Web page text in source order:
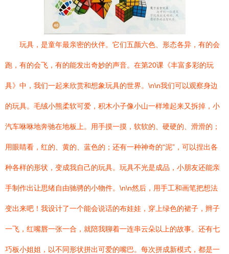
玩具，是童年最亲密的伙伴。它们五颜六色、形态各异，有的会
跑，有的会飞，有的能发出奇妙的声音。在第20课《丰富多彩的玩
具》中，我们一起来欣赏和想象玩具的世界。\n\n我们可以观察身边
的玩具。毛绒小熊柔软可爱，积木小子像小山一样堆起来又拆掉，小
汽车咻咻地奔驰在地板上。用手摸一摸，软软的、硬硬的、滑滑的；
用眼睛看，红的、黄的、蓝色的；还有一种神奇的“泥”，可以捏出各
种各样的形状，变成我自己的玩具。玩具不光是成品，小朋友还能亲
手制作出让思绪自由驰骋的小物件。\n\n然后，用手工和画笔把想法
变出来吧！我设计了一个能会说话的布娃娃，穿上绿色的裙子，辫子
一飞，红嘴唇一张一合，就陪我聊着一连串云朵以上的故事。还有七
巧板小姐姐，以不同形状拼出可爱的嘴巴。每次拼成新模式，都是一